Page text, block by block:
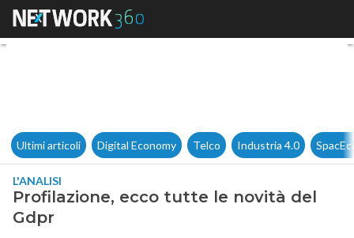
Profilazione, ecco tutte le
Ultimi articoli Digital Economy Telco Industria 4.0
L'ANALISI
Profilazione, ecco tutte le novità del
Gdpr